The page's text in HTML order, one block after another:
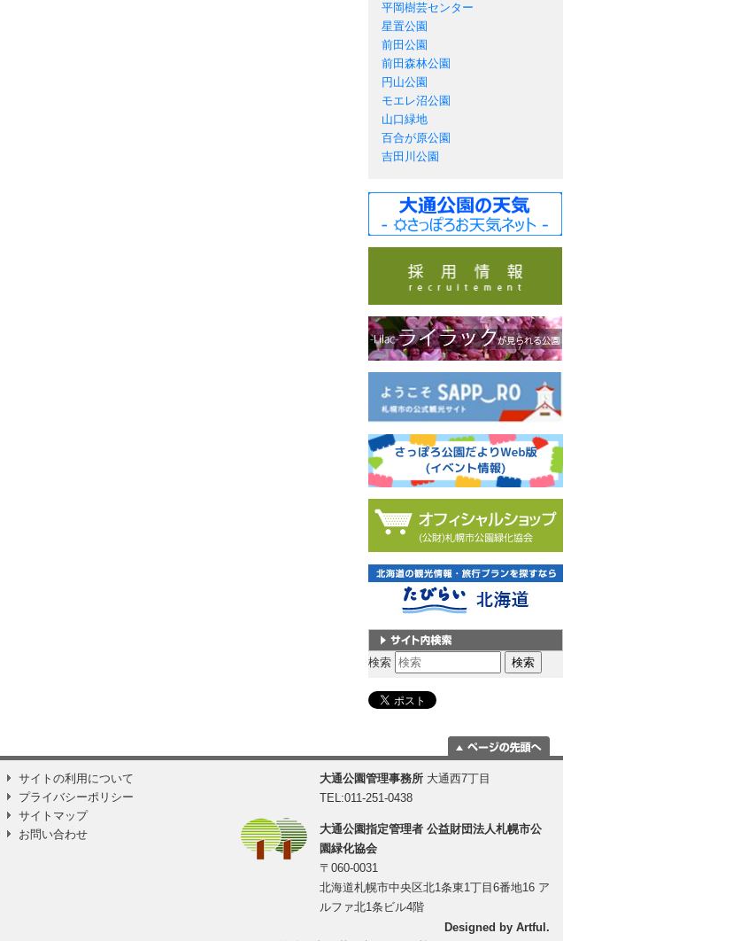
平岡樹芸センター
星置公園
前田公園
前田森林公園
円山公園
モエレ沼公園
山口緑地
百合が原公園
吉田川公園
サイト内検索
検索
に移動
サイトの利用について
プライバシーポリシー
サイトマップ
お問い合わせ
大通公園管理事務所 大通西7丁目
TEL:011-251-0438
大通公園指定管理者 公益財団法人札幌市公
園緑化協会
〒060-0031
北海道札幌市中央区北1条東1丁目6番地16 ア
ルファ北1条ビル4階
Designed by Artful.